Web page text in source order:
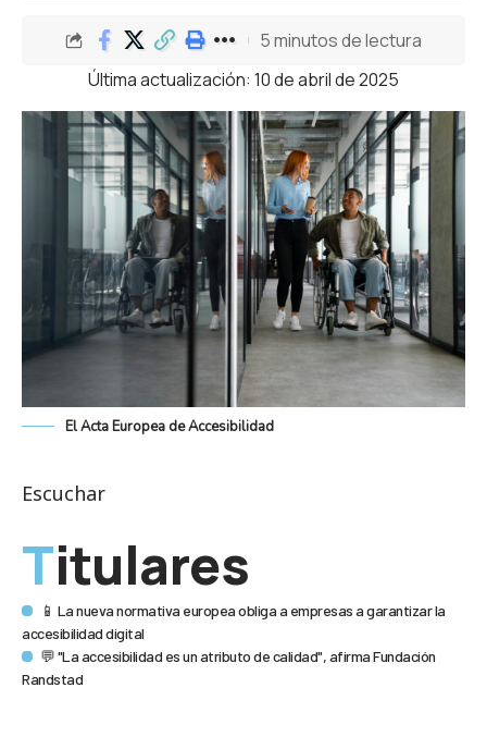
Última actualización: 10 de abril de 2025
5 minutos de lectura
El Acta Europea de Accesibilidad
Escuchar
Titulares
📱 La nueva normativa europea obliga a empresas a garantizar la
accesibilidad digital
💬 "La accesibilidad es un atributo de calidad", afirma Fundación
Randstad